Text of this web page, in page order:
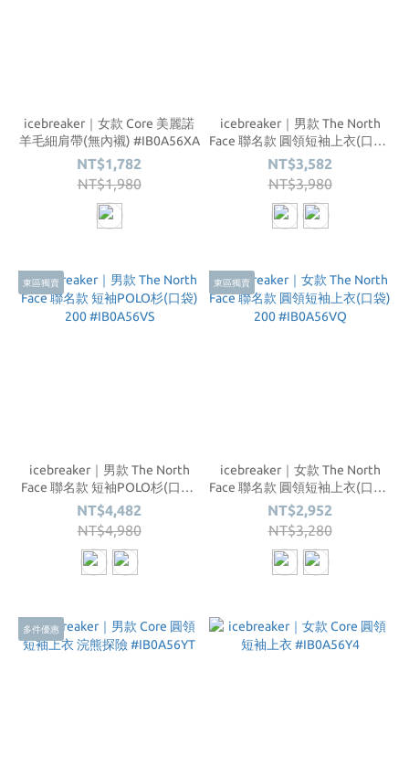
icebreaker｜女款 Core 美麗諾
羊毛細肩帶(無內襯) #IB0A56XA
NT$1,782
NT$1,980
icebreaker｜男款 The North
Face 聯名款 圓領短袖上衣(口袋)
200 #IB0A56VV
NT$3,582
NT$3,980
東區獨賣
icebreaker｜男款 The North
Face 聯名款 短袖POLO杉(口袋)
200 #IB0A56VS
NT$4,482
NT$4,980
東區獨賣
icebreaker｜女款 The North
Face 聯名款 圓領短袖上衣(口袋)
200 #IB0A56VQ
NT$2,952
NT$3,280
多件優惠